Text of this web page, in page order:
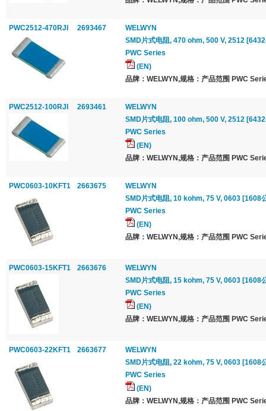
PWC2512-470RJI 2693467
WELWYN
SMD片式电阻, 470 ohm, 500 V, 2512
PWC Series
(EN)
品牌：WELWYN,规格：产品范围 PWC
PWC2512-100RJI 2693461
WELWYN
SMD片式电阻, 100 ohm, 500 V, 2512
PWC Series
(EN)
品牌：WELWYN,规格：产品范围 PWC
PWC0603-10KFT1 2663675
WELWYN
SMD片式电阻, 10 kohm, 75 V, 0603 [1608
PWC Series
(EN)
品牌：WELWYN,规格：产品范围 PWC
PWC0603-15KFT1 2663676
WELWYN
SMD片式电阻, 15 kohm, 75 V, 0603 [1608
PWC Series
(EN)
品牌：WELWYN,规格：产品范围 PWC
PWC0603-22KFT1 2663677
WELWYN
SMD片式电阻, 22 kohm, 75 V, 0603 [1608
PWC Series
(EN)
品牌：WELWYN,规格：产品范围 PWC